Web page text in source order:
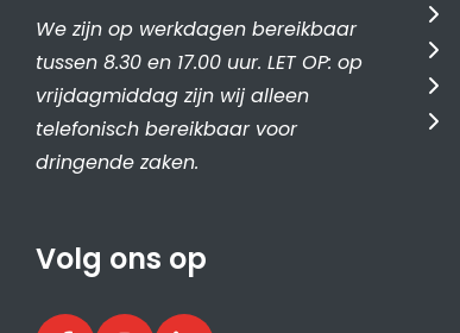
We zijn op werkdagen bereikbaar
tussen 8.30 en 17.00 uur. LET OP: op
vrijdagmiddag zijn wij alleen
telefonisch bereikbaar voor
dringende zaken.
Volg ons op